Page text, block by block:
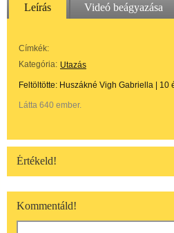
Leírás Videó beágyazása
Címkék:
Kategória: Utazás
Feltöltötte: Huszákné Vigh Gabriella 10
Látta 640 ember.
Értékeld!
Kommentáld!